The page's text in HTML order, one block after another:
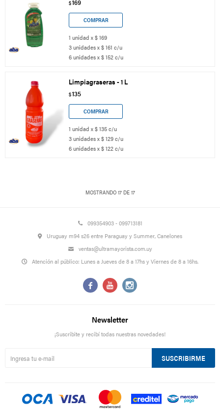
$169
1 unidad x $ 169
3 unidades x $ 161 c/u
6 unidades x $ 152 c/u
Limpiagraseras - 1 L
$135
1 unidad x $ 135 c/u
3 unidades x $ 129 c/u
6 unidades x $ 122 c/u
MOSTRANDO 17DE 17
099354903 - 099713181
Uruguay m94 s26 entre Paraguay y Summer, Canelones
ventas@ultramayorista.com.uy
Atención al público: Lunes a Jueves de 8 a 17hs y Viernes de 8 a 16hs.
  
Newsletter
¡Suscribite y recibí todas nuestras novedades!
SUSCRIBIRME